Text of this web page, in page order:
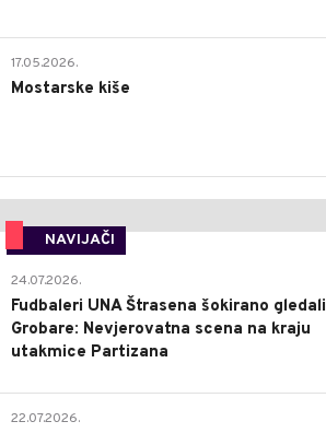
17.05.2026.
Mostarske kiše
NAVIJAČI
24.07.2026.
Fudbaleri UNA Štrasena šokirano gledali
Grobare: Nevjerovatna scena na kraju
utakmice Partizana
22.07.2026.